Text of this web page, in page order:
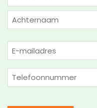
(VEREIST)
Voornaam
E-
mailadres
(Vereist)
Telefoon
(Vereist)